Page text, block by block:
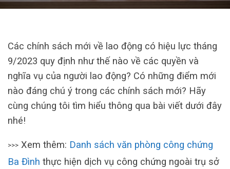
Các chính sách mới về lao động có hiệu lực tháng
9/2023 quy định như thế nào về các quyền và
nghĩa vụ của người lao động? Có những điểm mới
nào đáng chú ý trong các chính sách mới? Hãy
cùng chúng tôi tìm hiểu thông qua bài viết dưới đây
nhé!
>>> Xem thêm: Danh sách văn phòng công chứng
Ba Đình thực hiện dịch vụ công chứng ngoài trụ sở